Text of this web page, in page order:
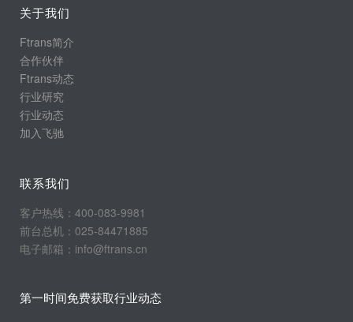
关于我们
Ftrans简介
合作伙伴
Ftrans动态
行业研究
行业动态
加入飞驰
联系我们
客户热线：400-083-9981
前台总机：025-84471885
电子邮箱：info@ftrans.cn
第一时间免费获取行业动态